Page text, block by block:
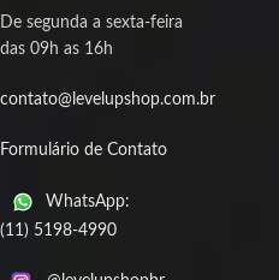
De segunda a sexta-feira
das 09h as 16h
contato@levelupshop.com.br
Formulário de Contato
WhatsApp:
(11) 5198-4990